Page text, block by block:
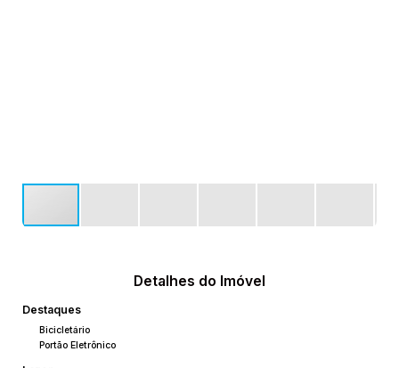
Detalhes do Imóvel
Destaques
Bicicletário
Portão Eletrônico